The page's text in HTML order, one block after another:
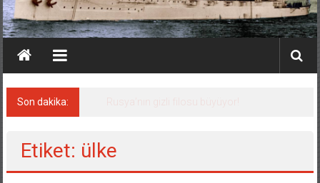
Son dakika:
Etiket: ülke